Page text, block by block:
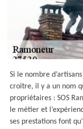
Si le nombre
croitre, il y a un nom
propriétaires : SOS
le métier et
ses prestations font